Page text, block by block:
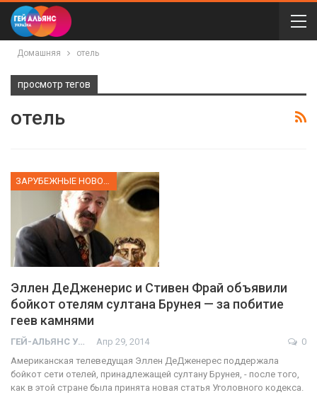
Домашняя отель
просмотр тегов
отель
Эллен ДеДженерис и Стивен Фрай объявили
бойкот отелям султана Брунея — за побитие
геев камнями
ГЕЙ-АЛЬЯНС УКРАИНА Апр 29, 2014
0
Американская телеведущая Эллен ДеДженерес поддержала
бойкот сети отелей, принадлежащей султану Брунея, - после того,
как в этой стране была принята новая статья Уголовного кодекса.